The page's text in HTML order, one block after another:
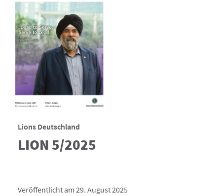
Lions Deutschland
LION 5/2025
Veröffentlicht am 29. August 2025